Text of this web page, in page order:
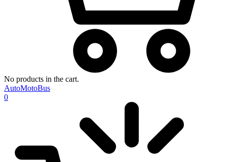
No products in the cart.
AutoMotoBus
0